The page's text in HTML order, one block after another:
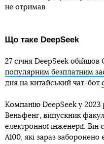
не отримав.
Що таке DeepSeek
27 січня DeepSeek обійшов
популярним безплатним
дня на китайський чат-бот
Компанію DeepSeek у 2023
Веньфенг, випускник
електронної інженерії.
A100, які зараз